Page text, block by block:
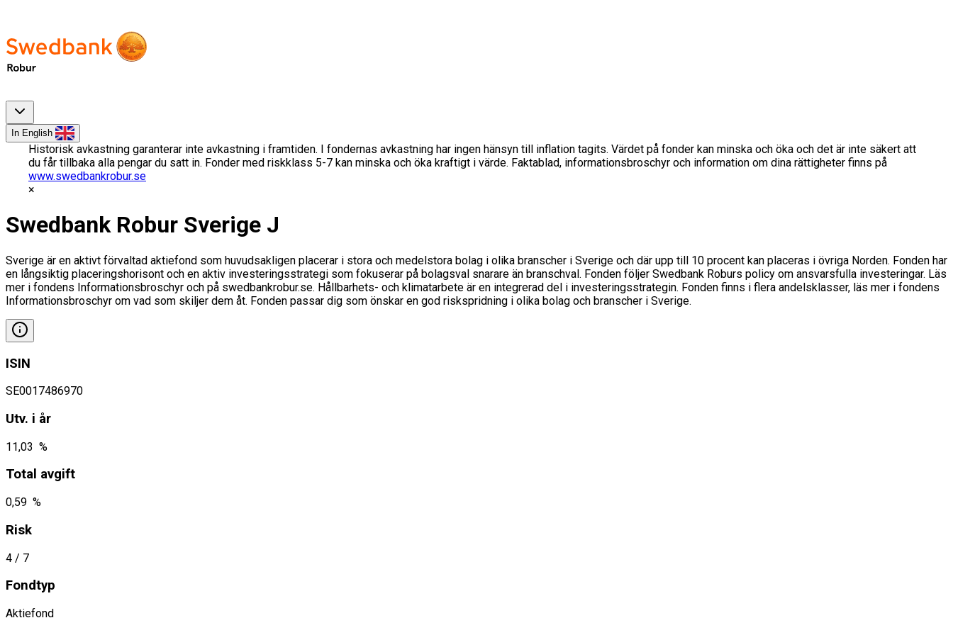
In English
Historisk avkastning garanterar inte avkastning i framtiden. I fondernas avkastning har ingen hänsyn till inflation tagits. Värdet på fonder kan minska och öka och det är inte säkert att
du får tillbaka alla pengar du satt in. Fonder med riskklass 5-7 kan minska och öka kraftigt i värde. Faktablad, informationsbroschyr och information om dina rättigheter finns på
www.swedbankrobur.se
Swedbank Robur Sverige J
Sverige är en aktivt förvaltad aktiefond som huvudsakligen placerar i stora och medelstora bolag i olika branscher i Sverige och där upp till 10 procent kan placeras i övriga Norden. Fonden har
en långsiktig placeringshorisont och en aktiv investeringsstrategi som fokuserar på bolagsval snarare än branschval. Fonden följer Swedbank Roburs policy om ansvarsfulla investeringar. Läs
mer i fondens Informationsbroschyr och på swedbankrobur.se. Hållbarhets- och klimatarbete är en integrerad del i investeringsstrategin. Fonden finns i flera andelsklasser, läs mer i fondens
Informationsbroschyr om vad som skiljer dem åt. Fonden passar dig som önskar en god riskspridning i olika bolag och branscher i Sverige.
ISIN
SE0017486970
Utv. i år
11,03 %
Total avgift
0,59 %
Risk
4 / 7
Fondtyp
Aktiefond